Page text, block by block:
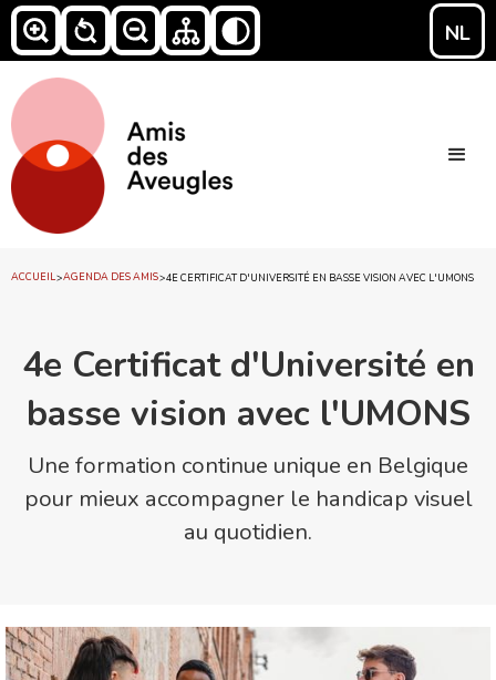
NL
ACCUEIL>AGENDA DES AMIS>4E CERTIFICAT D'UNIVERSITÉ EN BASSE VISION AVEC L'UMONS
4e Certificat d'Université en
basse vision avec l'UMONS
Une formation continue unique en Belgique
pour mieux accompagner le handicap visuel
au quotidien.